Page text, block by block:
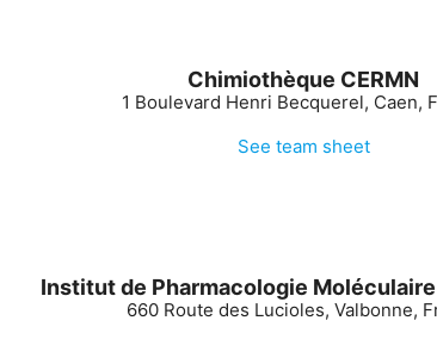
Chimiothèque CERMN
1 Boulevard Henri Becquerel, Caen,
See team sheet
Institut de Pharmacologie
660 Route des Lucioles, Valbonne,